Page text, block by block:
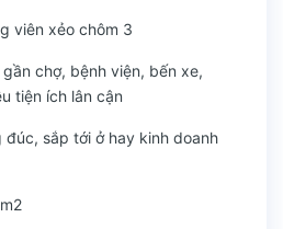
viên xẻo chôm 3
chợ, bệnh viện, bến xe,
tiện ích lân cận
sắp tới ở hay kinh doanh